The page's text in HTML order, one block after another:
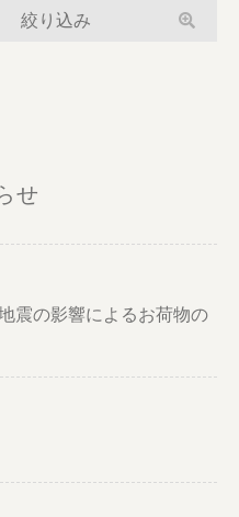
絞り込み
せ
震の影響によるお荷物の